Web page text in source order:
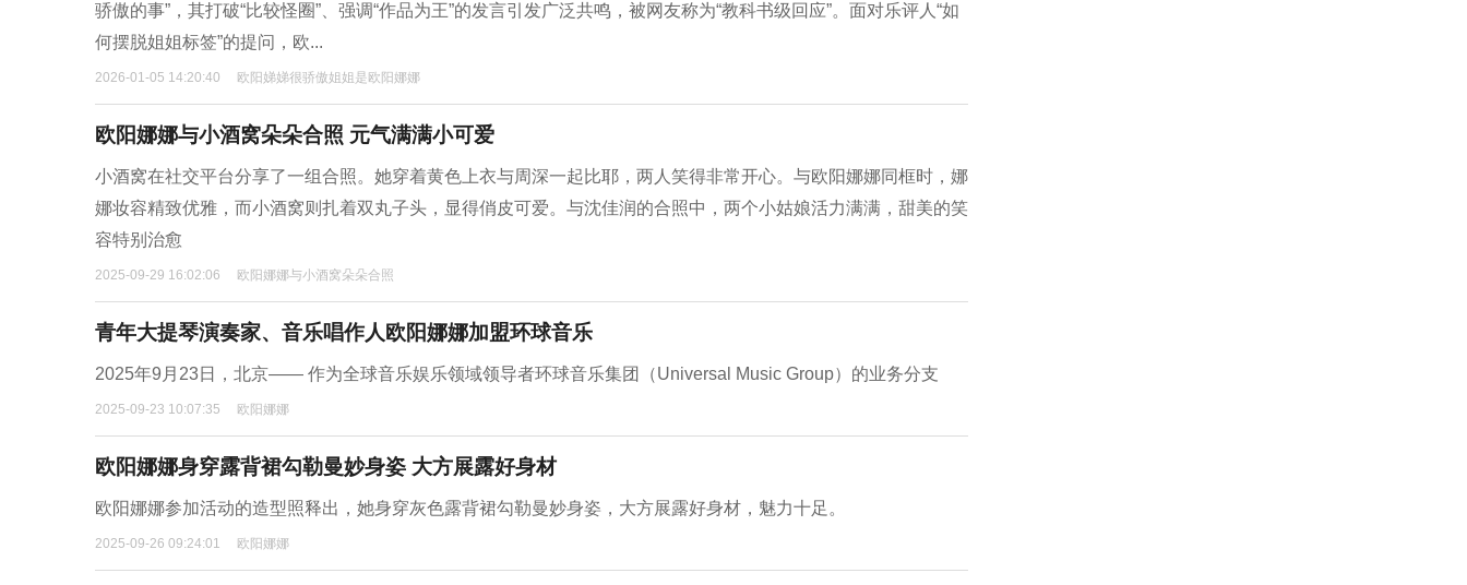
骄傲的事”，其打破“比较怪圈”、强调“作品为王”的发言引发广泛共鸣，被网友称为“教科书级回应”。面对乐评人“如
何摆脱姐姐标签”的提问，欧...
2026-01-05 14:20:40 欧阳娣娣很骄傲姐姐是欧阳娜娜
欧阳娜娜与小酒窝朵朵合照 元气满满小可爱
小酒窝在社交平台分享了一组合照。她穿着黄色上衣与周深一起比耶，两人笑得非常开心。与欧阳娜娜同框时，娜
娜妆容精致优雅，而小酒窝则扎着双丸子头，显得俏皮可爱。与沈佳润的合照中，两个小姑娘活力满满，甜美的笑
容特别治愈
2025-09-29 16:02:06 欧阳娜娜与小酒窝朵朵合照
青年大提琴演奏家、音乐唱作人欧阳娜娜加盟环球音乐
2025年9月23日，北京—— 作为全球音乐娱乐领域领导者环球音乐集团（Universal Music Group）的业务分支
2025-09-23 10:07:35 欧阳娜娜
欧阳娜娜身穿露背裙勾勒曼妙身姿 大方展露好身材
欧阳娜娜参加活动的造型照释出，她身穿灰色露背裙勾勒曼妙身姿，大方展露好身材，魅力十足。
2025-09-26 09:24:01 欧阳娜娜